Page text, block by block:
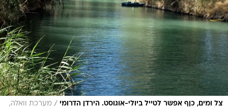
צל ומים, כןף אפשר לטייל ביולי-אוגוסט. הירדן הדרומי / מערכת וואלה,